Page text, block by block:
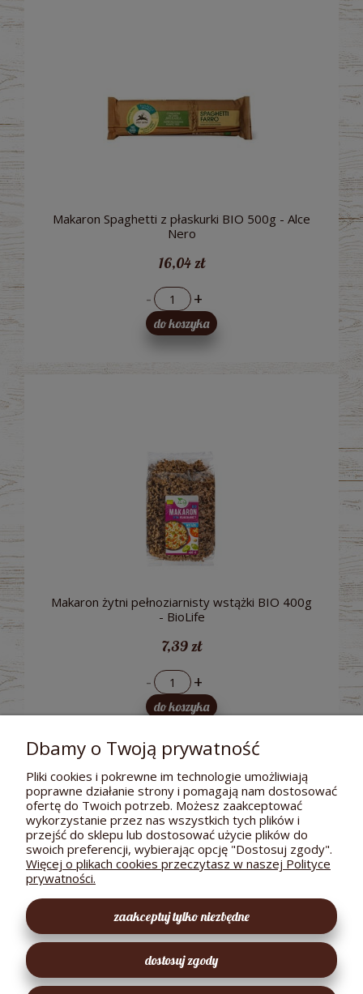
Makaron Spaghetti z płaskurki BIO 500g - Alce
Nero
16,04 zł
- +
do koszyka
Makaron żytni pełnoziarnisty wstążki BIO 400g
- BioLife
7,39 zł
- +
do koszyka
POMOC
DOSTAWA I PŁATNOŚCI
MOJE KONTO
GWARANCJA I ZWROTY
EKOLOGICZNY SKLEPIK
Dbamy o Twoją prywatność
Pliki cookies i pokrewne im technologie umożliwiają
poprawne działanie strony i pomagają nam dostosować
ofertę do Twoich potrzeb. Możesz zaakceptować
wykorzystanie przez nas wszystkich tych plików i
przejść do sklepu lub dostosować użycie plików do
swoich preferencji, wybierając opcję "Dostosuj zgody".
Więcej o plikach cookies przeczytasz w naszej Polityce
prywatności.
zaakceptuj tylko niezbędne
dostosuj zgody